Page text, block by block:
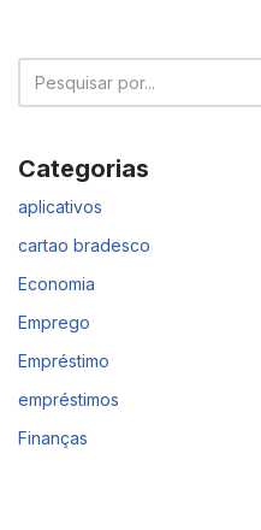
Categorias
aplicativos
cartao bradesco
Economia
Emprego
Empréstimo
empréstimos
Finanças